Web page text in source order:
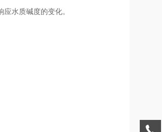
水质碱度的变化。